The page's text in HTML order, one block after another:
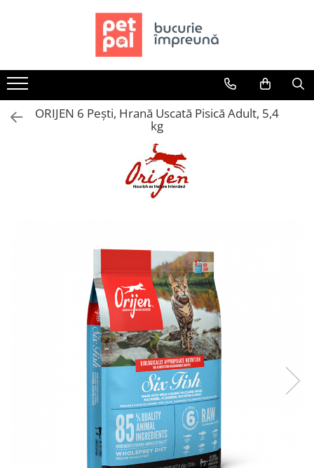
Câini
Hrană Uscată Câini
Câine Junior
Recompense Câini
Covorașe Igienice Câini
ORIJEN 6 Pești, Hrană Uscată Pisică Adult, 5,4
kg